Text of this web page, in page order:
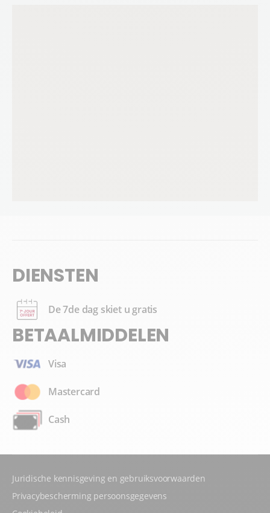
DIENSTEN
De 7de dag skiet u gratis
BETAALMIDDELEN
Visa
Mastercard
Cash
Juridische kennisgeving en gebruiksvoorwaarden
Privacybescherming persoonsgegevens